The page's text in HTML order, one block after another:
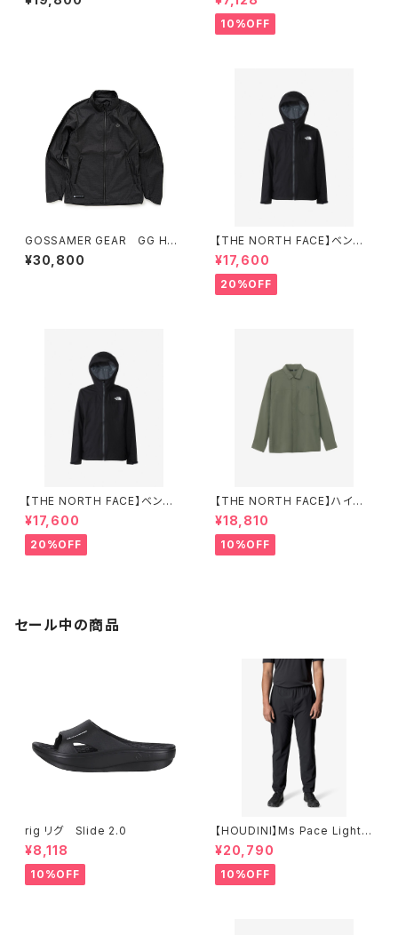
P HOODIE
10%OFF
GOSSAMER GEAR GG Hoo
dless Jacket with Dyneem
a®
¥30,800
【THE NORTH FACE】ベンチャ
ージャケット（レディース）
¥17,600
20%OFF
【THE NORTH FACE】ベンチャ
ージャケット（メンズ）
¥17,600
20%OFF
【THE NORTH FACE】ハイカ
ーズシャツ（メンズ）
¥18,810
10%OFF
セール中の商品
rig リグ Slide 2.0
¥8,118
10%OFF
【HOUDINI】Ms Pace Light P
ants
¥20,790
10%OFF